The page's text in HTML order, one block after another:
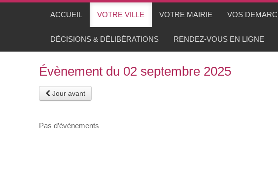
ACCUEIL VOTRE VILLE VOTRE MAIRIE VOS
DÉCISIONS & DÉLIBÉRATIONS RENDEZ-VOUS EN LIGNE
Évènement du 02 septembre 2025
Jour avant
Pas d’évènements